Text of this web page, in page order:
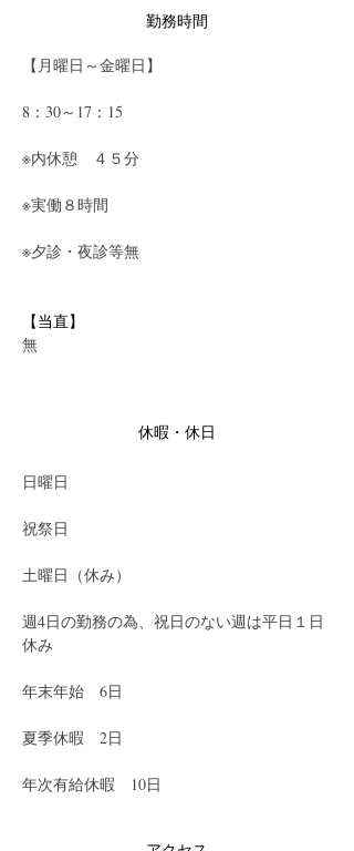
勤務時間
【月曜日～金曜日】
8：30～17：15
※内休憩　４５分
※実働８時間
※夕診・夜診等無
【当直】
無
休暇・休日
日曜日
祝祭日
土曜日（休み）
週4日の勤務の為、祝日のない週は平日１日
休み
年末年始　6日
夏季休暇　2日
年次有給休暇　10日